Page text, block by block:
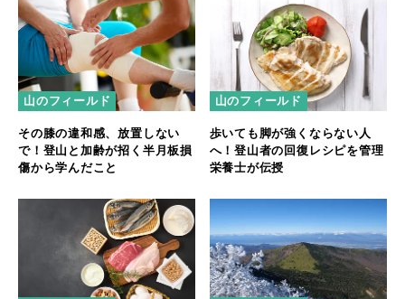
山のフィールド
その膝の違和感、放置しない
で！登山と加齢が招く半月板損
傷から学んだこと
山のフィールド
歩いても脚が強くならない人
へ！登山者の回復レシピを管理
栄養士が伝授